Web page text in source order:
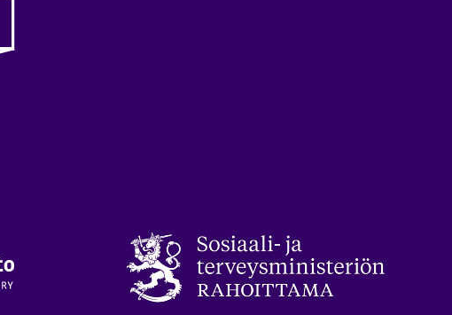
Vanhustyön keskusliitto (avautuu uuteen ikkunaan)